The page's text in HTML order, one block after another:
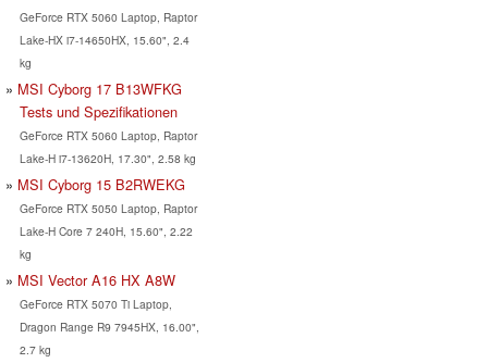
GeForce RTX 5060 Laptop, Raptor
Lake-HX i7-14650HX, 15.60", 2.4
kg
MSI Cyborg 17 B13WFKG
Tests und Spezifikationen
GeForce RTX 5060 Laptop, Raptor
Lake-H i7-13620H, 17.30", 2.58 kg
MSI Cyborg 15 B2RWEKG
GeForce RTX 5050 Laptop, Raptor
Lake-H Core 7 240H, 15.60", 2.22
kg
MSI Vector A16 HX A8W
GeForce RTX 5070 Ti Laptop,
Dragon Range R9 7945HX, 16.00",
2.7 kg